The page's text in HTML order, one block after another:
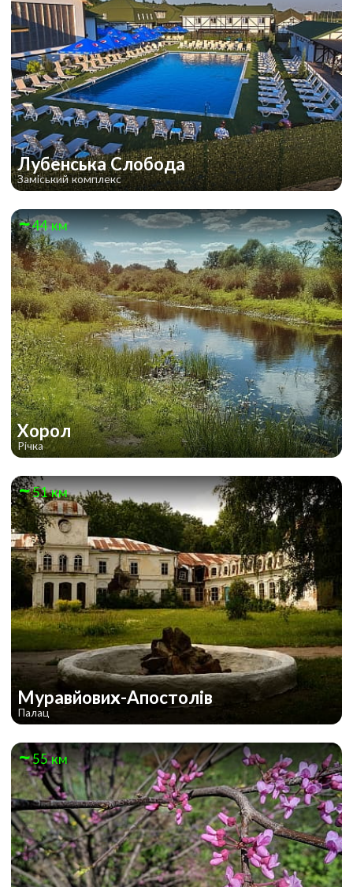
Лубенська Слобода
Заміський комплекс
44 км
Хорол
Річка
51 км
Муравйових-Апостолів
Палац
55 км